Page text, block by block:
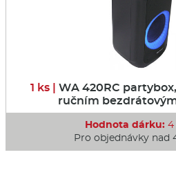
1 ks | WA 420RC
ručním
Hodnota dárku:4
Pro objednávky nad